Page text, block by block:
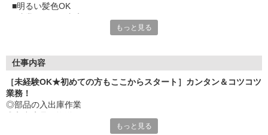
■明るい髪色OK
■倉庫内の行き来がある「動きのある仕事」です
もっと見る
仕事内容
［未経験OK★初めての方もここからスタート］カンタン＆コツコツ
業務！
◎部品の入出庫作業
もっと見る